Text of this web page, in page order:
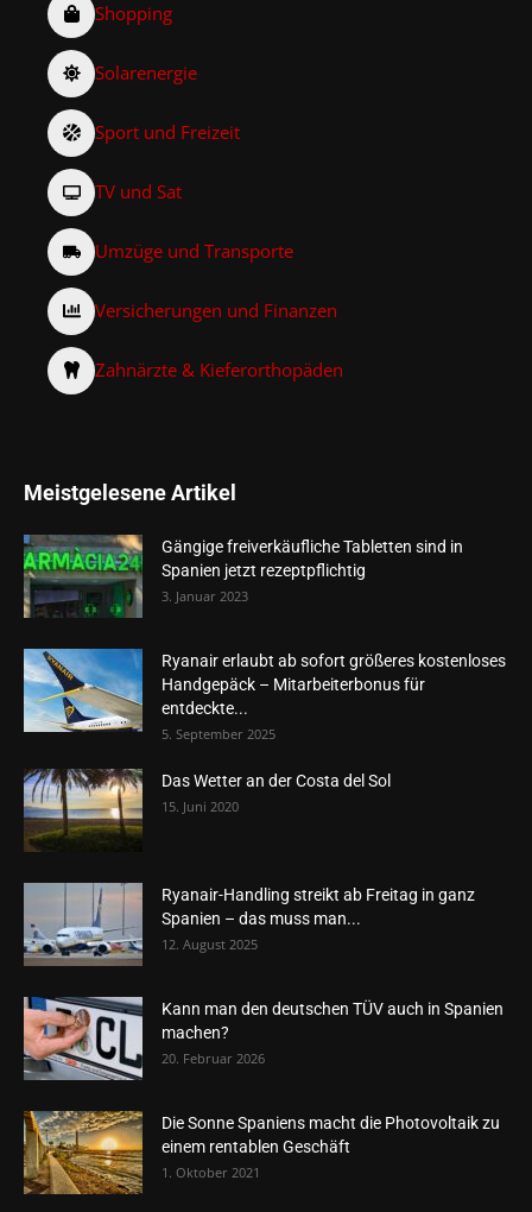
Shopping
Solarenergie
Sport und Freizeit
TV und Sat
Umzüge und Transporte
Versicherungen und Finanzen
Zahnärzte & Kieferorthopäden
Meistgelesene Artikel
Gängige freiverkäufliche Tabletten sind in
Spanien jetzt rezeptpflichtig
3. Januar 2023
Ryanair erlaubt ab sofort größeres kostenloses
Handgepäck – Mitarbeiterbonus für
entdeckte...
5. September 2025
Das Wetter an der Costa del Sol
15. Juni 2020
Ryanair-Handling streikt ab Freitag in ganz
Spanien – das muss man...
12. August 2025
Kann man den deutschen TÜV auch in Spanien
machen?
20. Februar 2026
Die Sonne Spaniens macht die Photovoltaik zu
einem rentablen Geschäft
1. Oktober 2021